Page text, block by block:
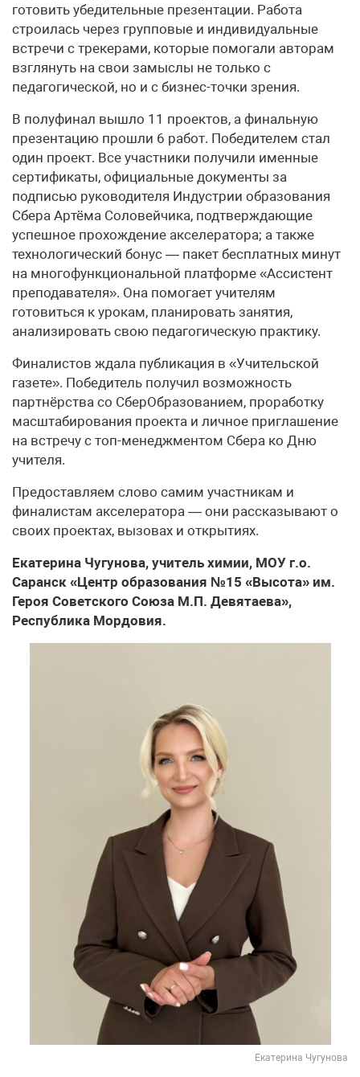
готовить убедительные презентации. Работа
строилась через групповые и индивидуальные
встречи с трекерами, которые помогали авторам
взглянуть на свои замыслы не только с
педагогической, но и с бизнес-точки зрения.
В полуфинал вышло 11 проектов, а финальную
презентацию прошли 6 работ. Победителем стал
один проект. Все участники получили именные
сертификаты, официальные документы за
подписью руководителя Индустрии образования
Сбера Артёма Соловейчика, подтверждающие
успешное прохождение акселератора; а также
технологический бонус — пакет бесплатных минут
на многофункциональной платформе «Ассистент
преподавателя». Она помогает учителям
готовиться к урокам, планировать занятия,
анализировать свою педагогическую практику.
Финалистов ждала публикация в «Учительской
газете». Победитель получил возможность
партнёрства со СберОбразованием, проработку
масштабирования проекта и личное приглашение
на встречу с топ-менеджментом Сбера ко Дню
учителя.
Предоставляем слово самим участникам и
финалистам акселератора — они рассказывают о
своих проектах, вызовах и открытиях.
Екатерина Чугунова, учитель химии, МОУ г.о.
Саранск «Центр образования №15 «Высота» им.
Героя Советского Союза М.П. Девятаева»,
Республика Мордовия.
Екатерина Чугунова